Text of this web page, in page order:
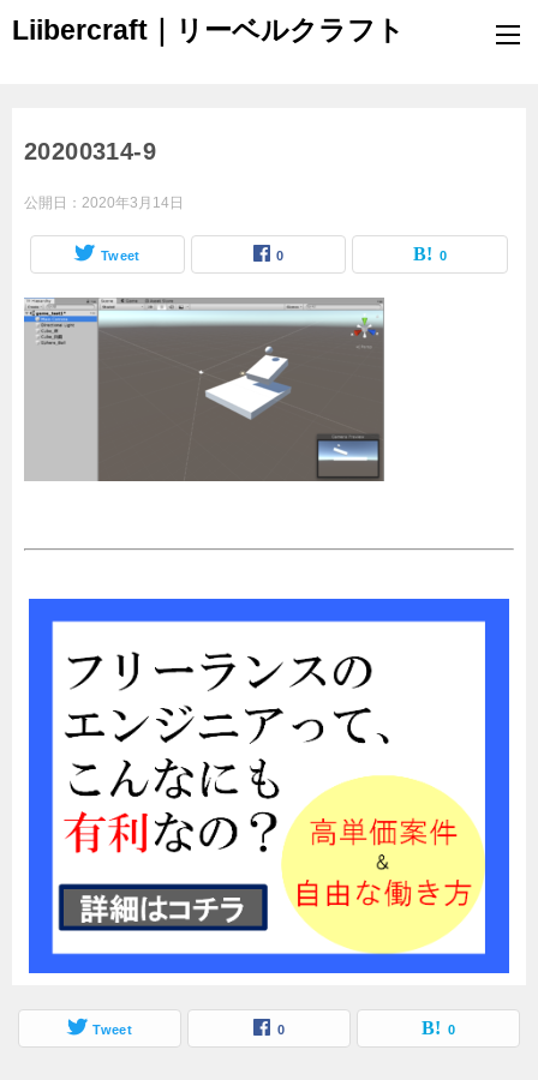
Liibercraft｜リーベルクラフト
20200314-9
公開日： 2020年3月14日
Tweet 0 0
Tweet 0 0